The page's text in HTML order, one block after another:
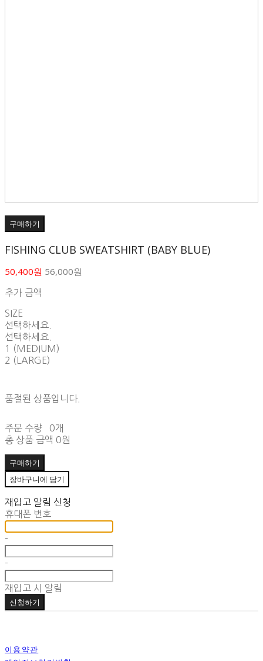
구매하기
FISHING CLUB SWEATSHIRT (BABY BLUE)
50,400원 56,000원
추가 금액
SIZE
선택하세요.
선택하세요.
1 (MEDIUM)
2 (LARGE)
품절된 상품입니다.
주문 수량
0개
총 상품 금액 0원
구매하기
장바구니에 담기
재입고 알림 신청
휴대폰 번호
-
-
재입고 시 알림
신청하기
이용약관